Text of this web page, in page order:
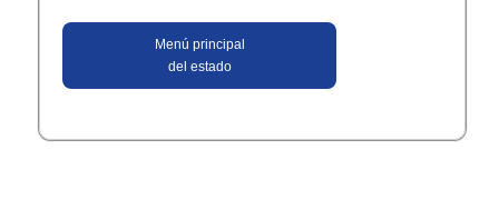
Menú principal
del estado